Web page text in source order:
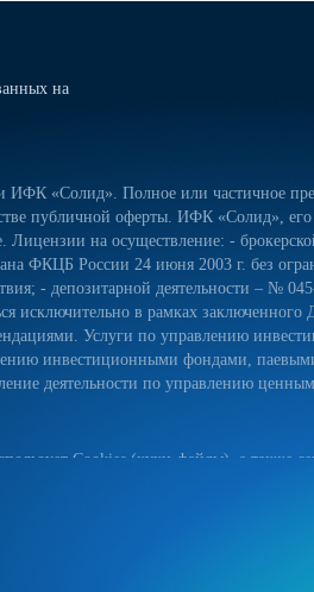
на
«Солид». Полное или частичное
публичной оферты. ИФК «Солид», его
на осуществление: -
ФКЦБ России 24 июня 2003 г. без
- депозитарной деятельности – №
исключительно в рамках
Услуги по управлению
инвестиционными фондами,
деятельности по управлению
Cookies (куки-файлы), а также
Они облегчают навигацию и делают